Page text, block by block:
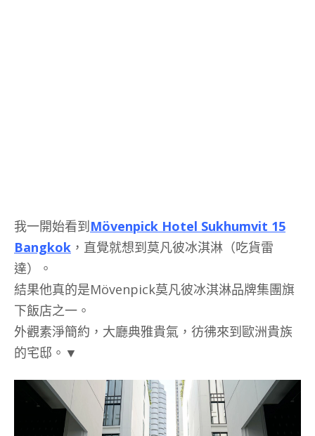
我一開始看到Mövenpick Hotel Sukhumvit 15
Bangkok ，直覺就想到莫凡彼冰淇淋（吃貨雷
達）。
結果他真的是Mövenpick莫凡彼冰淇淋品牌集團旗
下飯店之一。
外觀素淨簡約，大廳典雅貴氣，彷彿來到歐洲貴族
的宅邸。▼